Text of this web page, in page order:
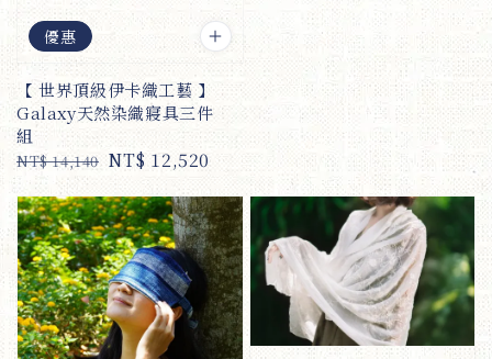
優惠
【 世界頂級伊卡織工藝 】
Galaxy天然染織寢具三件
組
Regular
price
NT$ 14,140 Sale
price
NT$ 12,520